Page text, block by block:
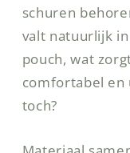
schuren
valt natuurlijk
pouch, wat
comfortabel en
toch?